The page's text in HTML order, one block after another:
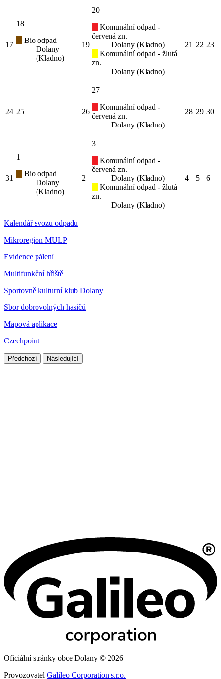
17
18
Bio odpad
Dolany
(Kladno)
19
20
Komunální odpad -
červená zn.
Dolany (Kladno)
Komunální odpad - žlutá
zn.
Dolany (Kladno)
21 22 23
24 25 26
27
Komunální odpad -
červená zn.
Dolany (Kladno)
28 29 30
31
1
Bio odpad
Dolany
(Kladno)
2
3
Komunální odpad -
červená zn.
Dolany (Kladno)
Komunální odpad - žlutá
zn.
Dolany (Kladno)
4 5 6
Kalendář svozu odpadu
Mikroregion MULP
Evidence pálení
Multifunkční hřiště
Sportovně kulturní klub Dolany
Sbor dobrovolných hasičů
Mapová aplikace
Czechpoint
Předchozí Následující
Oficiální stránky obce Dolany © 2026
Provozovatel Galileo Corporation s.r.o.